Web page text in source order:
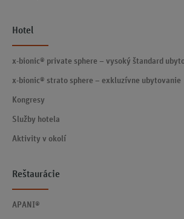
Hotel
x-bionic® private sphere – vysoký štandard
x-bionic® strato sphere – exkluzívne ubytovanie
Kongresy
Služby hotela
Aktivity v okolí
Reštaurácie
APANI®